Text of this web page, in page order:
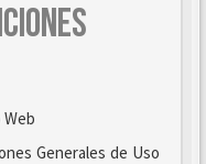
Generales de Uso